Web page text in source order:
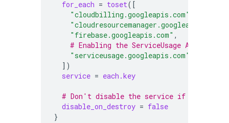
for_each = toset([
"cloudbilling.googleapis.com"
"cloudresourcemanager.googleapis.com"
"firebase.googleapis.com" ,
# Enabling the ServiceUsage API
"serviceusage.googleapis.com"
])
service = each.key
# Don't disable the service if the
disable_on_destroy = false
}